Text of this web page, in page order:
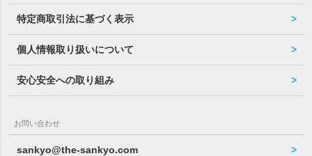
特定商取引法に基づく表示
個人情報取り扱いについて
安心安全への取り組み
お問い合わせ
sankyo@the-sankyo.com